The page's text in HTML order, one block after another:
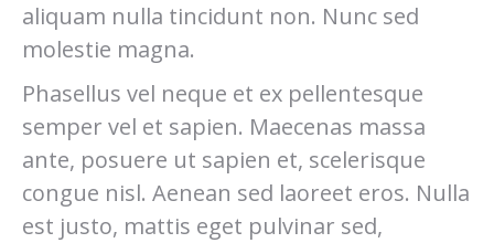
aliquam nulla tincidunt non. Nunc sed
molestie magna.
Phasellus vel neque et ex pellentesque
semper vel et sapien. Maecenas massa
ante, posuere ut sapien et, scelerisque
congue nisl. Aenean sed laoreet eros. Nulla
est justo, mattis eget pulvinar sed,